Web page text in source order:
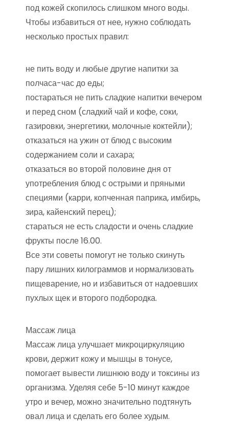
под кожей скопилось слишком много воды.
Чтобы избавиться от нее, нужно соблюдать
несколько простых правил:
не пить воду и любые другие напитки за
полчаса-час до еды;
постараться не пить сладкие напитки вечером
и перед сном (сладкий чай и кофе, соки,
газировки, энергетики, молочные коктейли);
отказаться на ужин от блюд с высоким
содержанием соли и сахара;
отказаться во второй половине дня от
употребления блюд с острыми и пряными
специями (карри, копченная паприка, имбирь,
зира, кайенский перец);
стараться не есть сладости и очень сладкие
фрукты после 16.00.
Все эти советы помогут не только скинуть
пару лишних килограммов и нормализовать
пищеварение, но и избавиться от надоевших
пухлых щек и второго подбородка.
Массаж лица
Массаж лица улучшает микроциркуляцию
крови, держит кожу и мышцы в тонусе,
помогает вывести лишнюю воду и токсины из
организма. Уделяя себе 5-10 минут каждое
утро и вечер, можно значительно подтянуть
овал лица и сделать его более худым.